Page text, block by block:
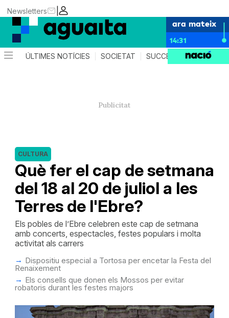
|
Newsletters
ara mateix
14:31
ÚLTIMES NOTÍCIES SOCIETAT SUCCESSOS AGENDA
Què fer el cap de setmana
del 18 al 20 de juliol a les
Terres de l'Ebre?
CULTURA
Els pobles de l’Ebre celebren este cap de setmana
amb concerts, espectacles, festes populars i molta
activitat als carrers
Dispositiu especial a Tortosa per encetar la Festa del
Renaixement
Els consells que donen els Mossos per evitar
robatoris durant les festes majors